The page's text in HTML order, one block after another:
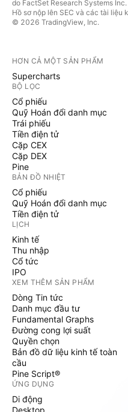
do FactSet Research Systems
Hồ sơ nộp lên SEC và các tài liệu
© 2026 TradingView, Inc.
HƠN CẢ MỘT SẢN PHẨM
Supercharts
BỘ LỌC
Cổ phiếu
Quỹ Hoán đổi danh mục
Trái phiếu
Tiền điện tử
Cặp CEX
Cặp DEX
Pine
BẢN ĐỒ NHIỆT
Cổ phiếu
Quỹ Hoán đổi danh mục
Tiền điện tử
LỊCH
Kinh tế
Thu nhập
Cổ tức
IPO
XEM THÊM SẢN PHẨM
Dòng Tin tức
Danh mục đầu tư
Fundamental Graphs
Đường cong lợi suất
Quyền chọn
Bản đồ dữ liệu kinh tế toàn
cầu
Pine Script®
ỨNG DỤNG
Di động
Desktop